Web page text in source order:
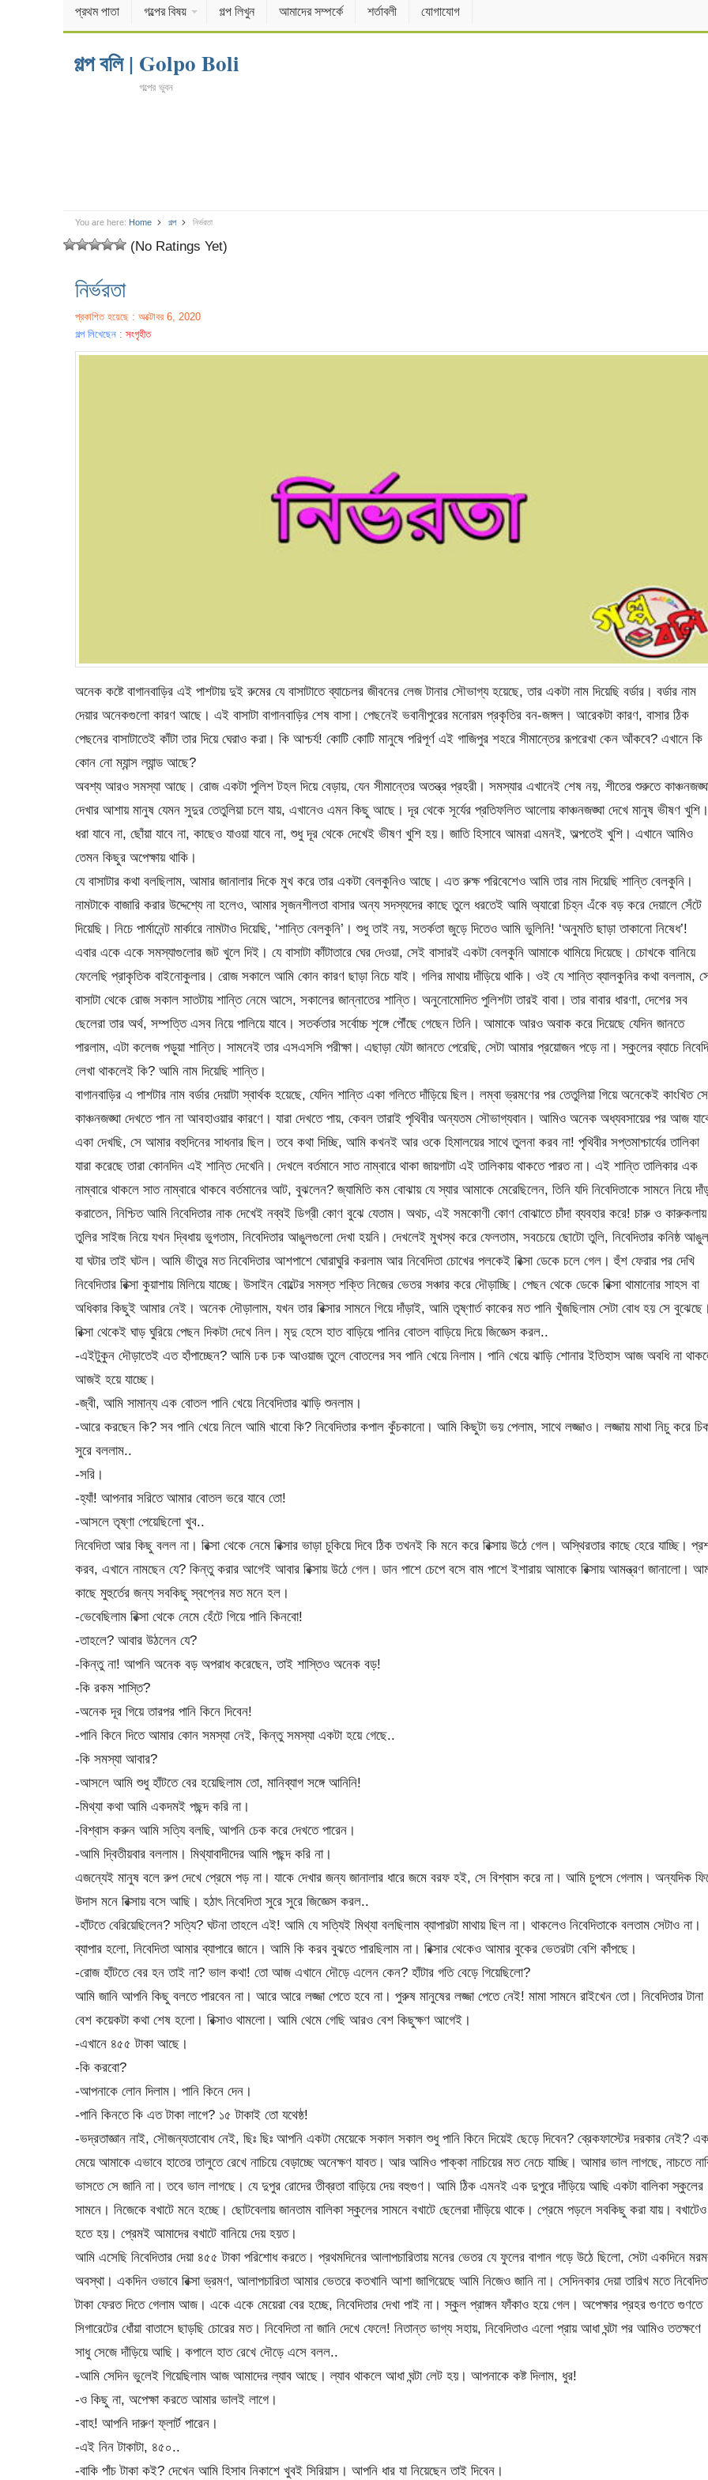
প্রথম পাতা গল্পের বিষয় গল্প লিখুন আমাদের সম্পর্কে শর্তাবলী যোগাযোগ
গল্প বলি | Golpo Boli
গল্পের ভুবন
You are here: Home গল্প নির্ভরতা
(No Ratings Yet)
নির্ভরতা
প্রকাশিত হয়েছে : অক্টোবর 6, 2020
গল্প লিখেছেন : সংগৃহীত
অনেক কষ্টে বাগানবাড়ির এই পাশটায় দুই রুমের যে বাসাটাতে ব্যাচেলর জীবনের লেজ টানার সৌভাগ্য হয়েছে, তার একটা নাম দিয়েছি বর্ডার। বর্ডার নাম
দেয়ার অনেকগুলো কারণ আছে। এই বাসাটা বাগানবাড়ির শেষ বাসা। পেছনেই ভবানীপুরের মনোরম প্রকৃতির বন-জঙ্গল। আরেকটা কারণ, বাসার ঠিক
পেছনের বাসাটাতেই কাঁটা তার দিয়ে ঘেরাও করা। কি আশ্চর্য! কোটি কোটি মানুষে পরিপূর্ণ এই গাজিপুর শহরে সীমান্তের রূপরেখা কেন আঁকবে? এখানে কি
কোন নো ম্যান্স ল্যান্ড আছে?
অবশ্য আরও সমস্যা আছে। রোজ একটা পুলিশ টহল দিয়ে বেড়ায়, যেন সীমান্তের অতন্ত্র প্রহরী। সমস্যার এখানেই শেষ নয়, শীতের শুরুতে
দেখার আশায় মানুষ যেমন সুদুর তেতুলিয়া চলে যায়, এখানেও এমন কিছু আছে। দূর থেকে সূর্যের প্রতিফলিত আলোয় কাঞ্চনজঙ্ঘা দেখে মানুষ ভীষণ খুশি।
ধরা যাবে না, ছোঁয়া যাবে না, কাছেও যাওয়া যাবে না, শুধু দূর থেকে দেখেই ভীষণ খুশি হয়। জাতি হিসাবে আমরা এমনই, অল্পতেই খুশি। এখানে আমিও
তেমন কিছুর অপেক্ষায় থাকি।
যে বাসাটার কথা বলছিলাম, আমার জানালার দিকে মুখ করে তার একটা বেলকুনিও আছে। এত রুক্ষ পরিবেশেও আমি তার নাম দিয়েছি শান্তি বেলকুনি।
নামটাকে বাজারি করার উদ্দেশ্যে না হলেও, আমার সৃজনশীলতা বাসার অন্য সদস্যদের কাছে তুলে ধরতেই আমি অ্যারো চিহ্ন এঁকে বড় করে দেয়ালে সেঁটে
দিয়েছি। নিচে পার্মানেন্ট মার্কারে নামটাও দিয়েছি, ‘শান্তি বেলকুনি’। শুধু তাই নয়, সতর্কতা জুড়ে দিতেও আমি ভুলিনি! ‘অনুমতি ছাড়া তাকানো নিষেধ’!
এবার একে একে সমস্যাগুলোর জট খুলে দিই। যে বাসাটা কাঁটাতারে ঘের দেওয়া, সেই বাসারই একটা বেলকুনি আমাকে থামিয়ে দিয়েছে। চোখকে বানিয়ে
ফেলেছি প্রাকৃতিক বাইনোকুলার। রোজ সকালে আমি কোন কারণ ছাড়া নিচে যাই। গলির মাথায় দাঁড়িয়ে থাকি। ওই যে শান্তি ব্যালকুনির কথা বললাম,
বাসাটা থেকে রোজ সকাল সাতটায় শান্তি নেমে আসে, সকালের জান্নাতের শান্তি। অনুনোমোদিত পুলিশটা তারই বাবা। তার বাবার ধারণা, দেশের সব
ছেলেরা তার অর্থ, সম্পত্তি এসব নিয়ে পালিয়ে যাবে। সতর্কতার সর্বোচ্চ শৃঙ্গে পৌঁছে গেছেন তিনি। আমাকে আরও অবাক করে দিয়েছে যেদিন জানতে
পারলাম, এটা কলেজ পড়ুয়া শান্তি। সামনেই তার এসএসসি পরীক্ষা। এছাড়া যেটা জানতে পেরেছি, সেটা আমার প্রয়োজন পড়ে না। স্কুলের ব্যাচে
লেখা থাকলেই কি? আমি নাম দিয়েছি শান্তি।
বাগানবাড়ির এ পাশটার নাম বর্ডার দেয়াটা স্বার্থক হয়েছে, যেদিন শান্তি একা গলিতে দাঁড়িয়ে ছিল। লম্বা ভ্রমণের পর তেতুলিয়া গিয়ে অনেকেই কাংখিত
কাঞ্চনজঙ্ঘা দেখতে পান না আবহাওয়ার কারণে। যারা দেখতে পায়, কেবল তারাই পৃথিবীর অন্যতম সৌভাগ্যবান। আমিও অনেক অধ্যবসায়ের পর আজ
একা দেখছি, সে আমার বহুদিনের সাধনার ছিল। তবে কথা দিচ্ছি, আমি কখনই আর ওকে হিমালয়ের সাথে তুলনা করব না! পৃথিবীর সপ্তমাশ্চার্যের তালিকা
যারা করেছে তারা কোনদিন এই শান্তি দেখেনি। দেখলে বর্তমানে সাত নাম্বারে থাকা জায়গাটা এই তালিকায় থাকতে পারত না। এই শান্তি তালিকার এক
নাম্বারে থাকলে সাত নাম্বারে থাকবে বর্তমানের আট, বুঝলেন? জ্যামিতি কম বোঝায় যে স্যার আমাকে মেরেছিলেন, তিনি যদি নিবেদিতাকে সামনে নিয়ে
করাতেন, নিশ্চিত আমি নিবেদিতার নাক দেখেই নব্বই ডিগ্রী কোণ বুঝে যেতাম। অথচ, এই সমকোণী কোণ বোঝাতে চাঁদা ব্যবহার করে! চারু ও কারুকলায়
তুলির সাইজ নিয়ে যখন দ্বিধায় ভুগতাম, নিবেদিতার আঙুলগুলো দেখা হয়নি। দেখলেই মুখস্থ করে ফেলতাম, সবচেয়ে ছোটো তুলি, নিবেদিতার কনিষ্ঠ
যা ঘটার তাই ঘটল। আমি ভীতুর মত নিবেদিতার আশপাশে ঘোরাঘুরি করলাম আর নিবেদিতা চোখের পলকেই রিক্সা ডেকে চলে গেল। হুঁশ ফেরার পর দেখি
নিবেদিতার রিক্সা কুয়াশায় মিলিয়ে যাচ্ছে। উসাইন বোল্টের সমস্ত শক্তি নিজের ভেতর সঞ্চার করে দৌড়াচ্ছি। পেছন থেকে ডেকে রিক্সা থামানোর সাহস বা
অধিকার কিছুই আমার নেই। অনেক দৌড়ালাম, যখন তার রিক্সার সামনে গিয়ে দাঁড়াই, আমি তৃষ্ণার্ত কাকের মত পানি খুঁজছিলাম সেটা বোধ হয় সে বুঝেছে।
রিক্সা থেকেই ঘাড় ঘুরিয়ে পেছন দিকটা দেখে নিল। মৃদু হেসে হাত বাড়িয়ে পানির বোতল বাড়িয়ে দিয়ে জিজ্ঞেস করল..
-এইটুকুন দৌড়াতেই এত হাঁপাচ্ছেন? আমি ঢক ঢক আওয়াজ তুলে বোতলের সব পানি খেয়ে নিলাম। পানি খেয়ে ঝাড়ি শোনার ইতিহাস আজ অবধি না
আজই হয়ে যাচ্ছে।
-জ্বী, আমি সামান্য এক বোতল পানি খেয়ে নিবেদিতার ঝাড়ি শুনলাম।
-আরে করছেন কি? সব পানি খেয়ে নিলে আমি খাবো কি? নিবেদিতার কপাল কুঁচকানো। আমি কিছুটা ভয় পেলাম, সাথে লজ্জাও। লজ্জায় মাথা নিচু করে
সুরে বললাম..
-সরি।
-হ্যাঁ! আপনার সরিতে আমার বোতল ভরে যাবে তো!
-আসলে তৃষ্ণা পেয়েছিলো খুব..
নিবেদিতা আর কিছু বলল না। রিক্সা থেকে নেমে রিক্সার ভাড়া চুকিয়ে দিবে ঠিক তখনই কি মনে করে রিক্সায় উঠে গেল। অস্থিরতার কাছে হেরে যাচ্ছি।
করব, এখানে নামছেন যে? কিন্তু করার আগেই আবার রিক্সায় উঠে গেল। ডান পাশে চেপে বসে বাম পাশে ইশারায় আমাকে রিক্সায় আমন্ত্রণ জানালো।
কাছে মুহুর্তের জন্য সবকিছু স্বপ্নের মত মনে হল।
-ভেবেছিলাম রিক্সা থেকে নেমে হেঁটে গিয়ে পানি কিনবো!
-তাহলে? আবার উঠলেন যে?
-কিন্তু না! আপনি অনেক বড় অপরাধ করেছেন, তাই শাস্তিও অনেক বড়!
-কি রকম শাস্তি?
-অনেক দূর গিয়ে তারপর পানি কিনে দিবেন!
-পানি কিনে দিতে আমার কোন সমস্যা নেই, কিন্তু সমস্যা একটা হয়ে গেছে..
-কি সমস্যা আবার?
-আসলে আমি শুধু হাঁটতে বের হয়েছিলাম তো, মানিব্যাগ সঙ্গে আনিনি!
-মিথ্যা কথা আমি একদমই পছন্দ করি না।
-বিশ্বাস করুন আমি সত্যি বলছি, আপনি চেক করে দেখতে পারেন।
-আমি দ্বিতীয়বার বললাম। মিথ্যাবাদীদের আমি পছন্দ করি না।
এজন্যেই মানুষ বলে রুপ দেখে প্রেমে পড় না। যাকে দেখার জন্য জানালার ধারে জমে বরফ হই, সে বিশ্বাস করে না। আমি চুপসে গেলাম। অন্যদিক
উদাস মনে রিক্সায় বসে আছি। হঠাৎ নিবেদিতা সুরে সুরে জিজ্ঞেস করল..
-হাঁটতে বেরিয়েছিলেন? সত্যি? ঘটনা তাহলে এই! আমি যে সত্যিই মিথ্যা বলছিলাম ব্যাপারটা মাথায় ছিল না। থাকলেও নিবেদিতাকে বলতাম সেটাও না।
ব্যাপার হলো, নিবেদিতা আমার ব্যাপারে জানে। আমি কি করব বুঝতে পারছিলাম না। রিক্সার থেকেও আমার বুকের ভেতরটা বেশি কাঁপছে।
-রোজ হাঁটতে বের হন তাই না? ভাল কথা! তো আজ এখানে দৌড়ে এলেন কেন? হাঁটার গতি বেড়ে গিয়েছিলো?
আমি জানি আপনি কিছু বলতে পারবেন না। আরে আরে লজ্জা পেতে হবে না। পুরুষ মানুষের লজ্জা পেতে নেই! মামা সামনে রাইখেন তো। নিবেদিতার টানা
বেশ কয়েকটা কথা শেষ হলো। রিক্সাও থামলো। আমি থেমে গেছি আরও বেশ কিছুক্ষণ আগেই।
-এখানে ৪৫৫ টাকা আছে।
-কি করবো?
-আপনাকে লোন দিলাম। পানি কিনে দেন।
-পানি কিনতে কি এত টাকা লাগে? ১৫ টাকাই তো যথেষ্ঠ!
-ভদ্রতাজ্ঞান নাই, সৌজন্যতাবোধ নেই, ছিঃ ছিঃ আপনি একটা মেয়েকে সকাল সকাল শুধু পানি কিনে দিয়েই ছেড়ে দিবেন? ব্রেকফাস্টের দরকার নেই?
মেয়ে আমাকে এভাবে হাতের তালুতে রেখে নাচিয়ে বেড়াচ্ছে অনেক্ষণ যাবত। আর আমিও পাক্কা নাচিয়ের মত নেচে যাচ্ছি। আমার ভাল লাগছে, নাচতে
ভাসতে সে জানি না। তবে ভাল লাগছে। যে দুপুর রোদের তীব্রতা বাড়িয়ে দেয় বহুগুণ। আমি ঠিক এমনই এক দুপুরে দাঁড়িয়ে আছি একটা বালিকা স্কুলের
সামনে। নিজেকে বখাটে মনে হচ্ছে। ছোটবেলায় জানতাম বালিকা স্কুলের সামনে বখাটে ছেলেরা দাঁড়িয়ে থাকে। প্রেমে পড়লে সবকিছু করা যায়। বখাটেও
হতে হয়। প্রেমই আমাদের বখাটে বানিয়ে দেয় হয়ত।
আমি এসেছি নিবেদিতার দেয়া ৪৫৫ টাকা পরিশোধ করতে। প্রথমদিনের আলাপচারিতায় মনের ভেতর যে ফুলের বাগান গড়ে উঠে ছিলো, সেটা একদিনে
অবস্থা। একদিন ওভাবে রিক্সা ভ্রমণ, আলাপচারিতা আমার ভেতরে কতখানি আশা জাগিয়েছে আমি নিজেও জানি না। সেদিনকার দেয়া তারিখ মতে
টাকা ফেরত দিতে গেলাম আজ। একে একে মেয়েরা বের হচ্ছে, নিবেদিতার দেখা পাই না। স্কুল প্রাঙ্গন ফাঁকাও হয়ে গেল। অপেক্ষার প্রহর গুণতে গুণতে
সিগারেটের ধোঁয়া বাতাসে ছাড়ছি চোরের মত। নিবেদিতা না জানি দেখে ফেলে! নিতান্ত ভাগ্য সহায়, নিবেদিতাও এলো প্রায় আধা ঘন্টা পর আমিও ততক্ষণে
সাধু সেজে দাঁড়িয়ে আছি। কপালে হাত রেখে দৌড়ে এসে বলল..
-আমি সেদিন ভুলেই গিয়েছিলাম আজ আমাদের ল্যাব আছে। ল্যাব থাকলে আধা ঘন্টা লেট হয়। আপনাকে কষ্ট দিলাম, ধুর!
-ও কিছু না, অপেক্ষা করতে আমার ভালই লাগে।
-বাহ! আপনি দারুণ ফ্লার্ট পারেন।
-এই নিন টাকাটা, ৪৫০..
-বাকি পাঁচ টাকা কই? দেখেন আমি হিসাব নিকাশে খুবই সিরিয়াস। আপনি ধার যা নিয়েছেন তাই দিবেন।